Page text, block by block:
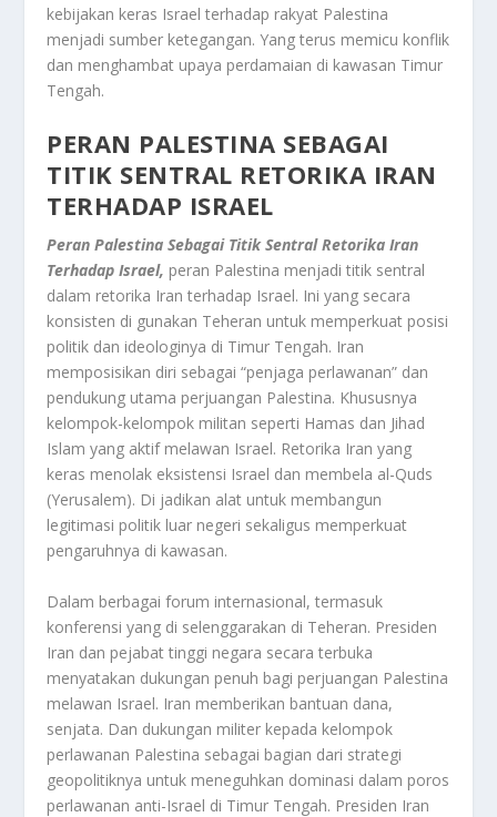
kebijakan keras Israel terhadap rakyat Palestina
menjadi sumber ketegangan. Yang terus memicu konflik
dan menghambat upaya perdamaian di kawasan Timur
Tengah.
PERAN PALESTINA SEBAGAI
TITIK SENTRAL RETORIKA IRAN
TERHADAP ISRAEL
Peran Palestina Sebagai Titik Sentral Retorika Iran
Terhadap Israel, peran Palestina menjadi titik sentral
dalam retorika Iran terhadap Israel. Ini yang secara
konsisten di gunakan Teheran untuk memperkuat posisi
politik dan ideologinya di Timur Tengah. Iran
memposisikan diri sebagai “penjaga perlawanan” dan
pendukung utama perjuangan Palestina. Khususnya
kelompok-kelompok militan seperti Hamas dan Jihad
Islam yang aktif melawan Israel. Retorika Iran yang
keras menolak eksistensi Israel dan membela al-Quds
(Yerusalem). Di jadikan alat untuk membangun
legitimasi politik luar negeri sekaligus memperkuat
pengaruhnya di kawasan.
Dalam berbagai forum internasional, termasuk
konferensi yang di selenggarakan di Teheran. Presiden
Iran dan pejabat tinggi negara secara terbuka
menyatakan dukungan penuh bagi perjuangan Palestina
melawan Israel. Iran memberikan bantuan dana,
senjata. Dan dukungan militer kepada kelompok
perlawanan Palestina sebagai bagian dari strategi
geopolitiknya untuk meneguhkan dominasi dalam poros
perlawanan anti-Israel di Timur Tengah. Presiden Iran